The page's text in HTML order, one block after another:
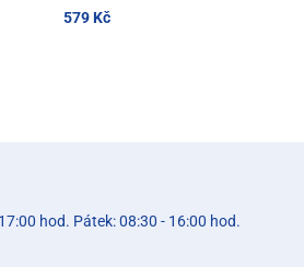
579 Kč
hod. Pátek: 08:30 - 16:00 hod.